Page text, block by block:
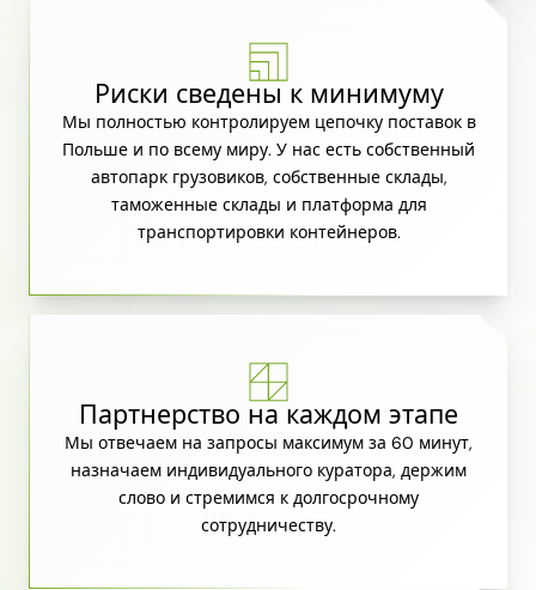
Риски сведены к минимуму
Мы полностью контролируем цепочку поставок в
Польше и по всему миру. У нас есть собственный
автопарк грузовиков, собственные склады,
таможенные склады и платформа для
транспортировки контейнеров.
Партнерство на каждом этапе
Мы отвечаем на запросы максимум за 60 минут,
назначаем индивидуального куратора, держим
слово и стремимся к долгосрочному
сотрудничеству.